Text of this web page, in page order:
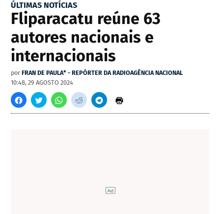
ÚLTIMAS NOTÍCIAS
Fliparacatu reúne 63
autores nacionais e
internacionais
por FRAN DE PAULA* - REPÓRTER DA RADIOAGÊNCIA NACIONAL
10:48, 29 AGOSTO 2024